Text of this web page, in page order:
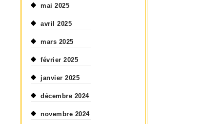
mai 2025
avril 2025
mars 2025
février 2025
janvier 2025
décembre 2024
novembre 2024